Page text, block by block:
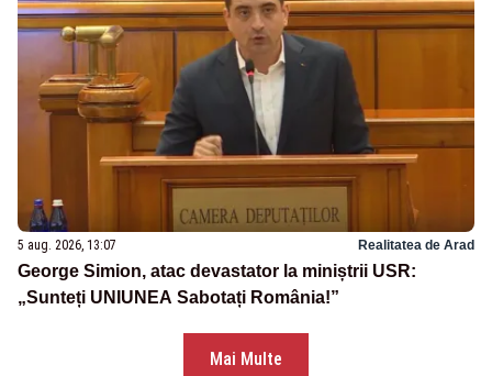
5 aug. 2026, 13:07 Realitatea de Arad
George Simion, atac devastator la miniștrii USR:
„Sunteți UNIUNEA Sabotați România!”
Mai Multe